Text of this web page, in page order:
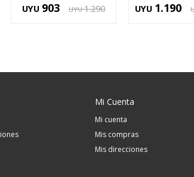
UYU 903 UYU 1.290 UYU 1.190
Mi Cuenta
Mi cuenta
Mis compras
Mis direcciones